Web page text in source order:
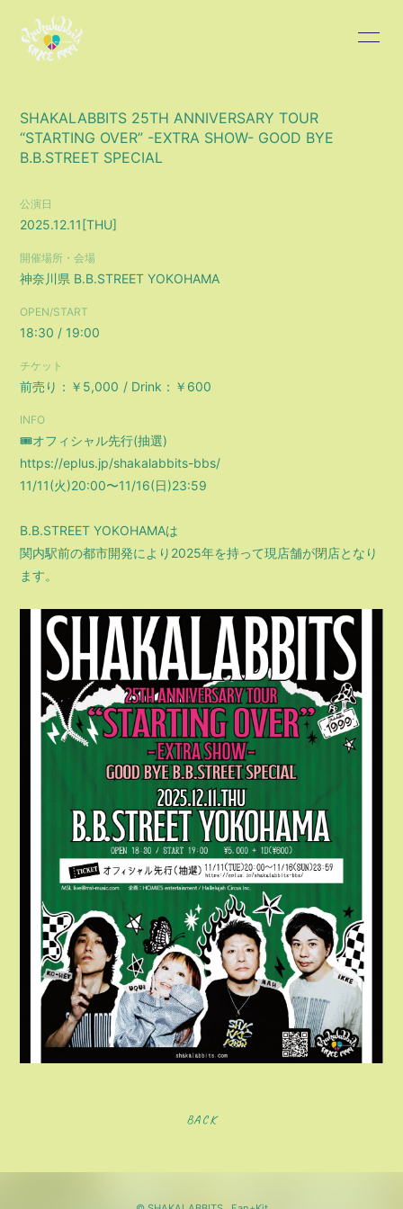
SCHEDULE
PROFILE
DISCOGRAPHY
MOVIE
会員登録 ログイン
SHAKALABBITS 25TH ANNIVERSARY TOUR
“STARTING OVER” -EXTRA SHOW- GOOD BYE
B.B.STREET SPECIAL
公演日
2025.12.11[THU]
開催場所・会場
神奈川県 B.B.STREET YOKOHAMA
OPEN/START
18:30 / 19:00
チケット
前売り：￥5,000 Drink：￥600
INFO
🎟️オフィシャル先行(抽選)
https://eplus.jp/shakalabbits-bbs/
11/11(⽕)20:00〜11/16(⽇)23:59
B.B.STREET YOKOHAMAは
関内駅前の都市開発により2025年を持って現店舗が閉店となり
ます。
BACK